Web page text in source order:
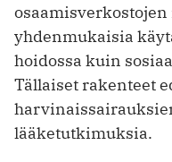
yhdenmukaisia
hoidossa kuin
Tällaiset rakenteet
lääketutkimuksia.